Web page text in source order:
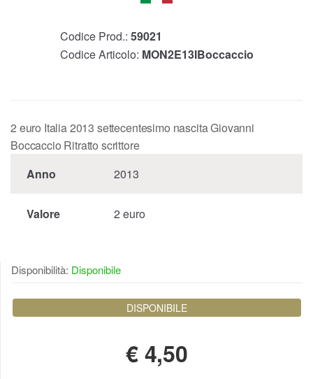
Codice Prod.: 59021
Codice Articolo: MON2E13IBoccaccio
2 euro Italia 2013 settecentesimo nascita Giovanni
Boccaccio Ritratto scrittore
Anno
2013
Valore 2 euro
Disponibilità: Disponibile
DISPONIBILE
€4,50